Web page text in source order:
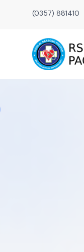
(0357) 881410